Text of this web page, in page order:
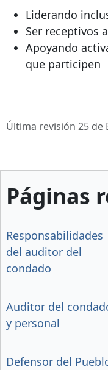
Liderando
Ser receptivos
Apoyando
que participen
Última revisión 25 de
Páginas
Responsabilidades
del auditor del
condado
Auditor del
y personal
Defensor del